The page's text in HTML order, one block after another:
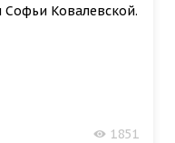
Ковалевской.
1851